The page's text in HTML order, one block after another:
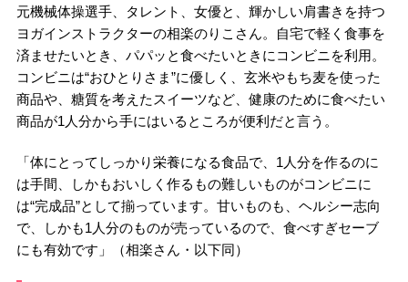
元機械体操選手、タレント、女優と、輝かしい肩書きを持つ
ヨガインストラクターの相楽のりこさん。自宅で軽く食事を
済ませたいとき、パパッと食べたいときにコンビニを利用。
コンビニは“おひとりさま”に優しく、玄米やもち麦を使った
商品や、糖質を考えたスイーツなど、健康のために食べたい
商品が1人分から手にはいるところが便利だと言う。
「体にとってしっかり栄養になる食品で、1人分を作るのに
は手間、しかもおいしく作るもの難しいものがコンビニに
は“完成品”として揃っています。甘いものも、ヘルシー志向
で、しかも1人分のものが売っているので、食べすぎセーブ
にも有効です」（相楽さん・以下同）